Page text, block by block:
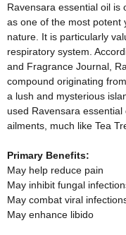
Ravensara essential oil is
as one of the most potent
nature. It is particularly
respiratory system.
and Fragrance Journal,
compound originating
a lush and mysterious
used Ravensara
ailments, much like Tea
Primary Benefits:
May help reduce pain
May inhibit fungal
May combat viral
May enhance libido